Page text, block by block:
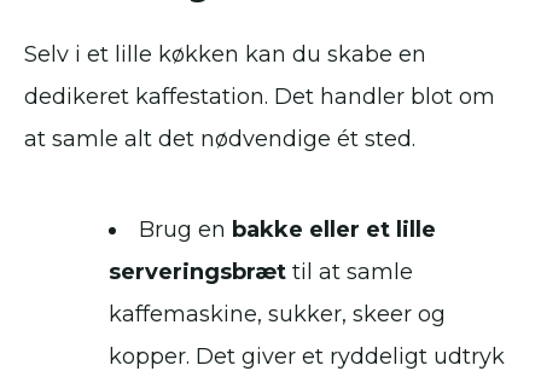
Selv i et lille køkken kan du skabe en
dedikeret kaffestation. Det handler blot om
at samle alt det nødvendige ét sted.
Brug en bakke eller et lille
serveringsbræt til at samle
kaffemaskine, sukker, skeer og
kopper. Det giver et ryddeligt udtryk